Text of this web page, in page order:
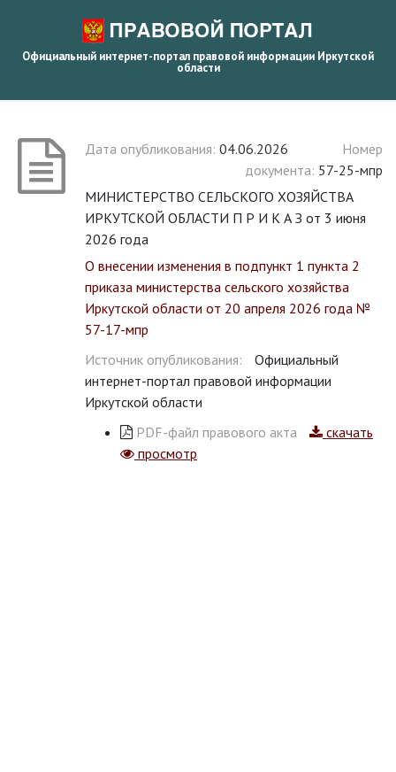
Официальный интернет-портал правовой информации Иркутской
области
Дата опубликования: 04.06.2026
Номер
документа: 57-25-мпр
МИНИСТЕРСТВО СЕЛЬСКОГО ХОЗЯЙСТВА
ИРКУТСКОЙ ОБЛАСТИ П Р И К А З от 3 июня
2026 года
О внесении изменения в подпункт 1 пункта 2
приказа министерства сельского хозяйства
Иркутской области от 20 апреля 2026 года №
57-17-мпр
Источник опубликования:
Официальный
интернет-портал правовой информации
Иркутской области
PDF-файл правового акта
скачать
просмотр